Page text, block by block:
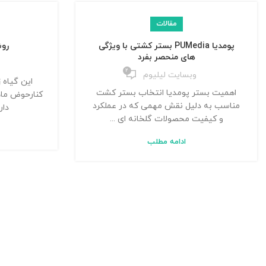
مقالات
پومدیا PUMedia بستر کشتی با ویژگی
های منحصر بفرد
وبسایت لیلیوم ۲
اهمیت بستر پومدیا انتخاب بستر کشت
مناسب به دلیل نقش مهمی که در عملکرد
و کیفیت محصولات گلخانه ای ...
ادامه مطلب
این
کنارحوض